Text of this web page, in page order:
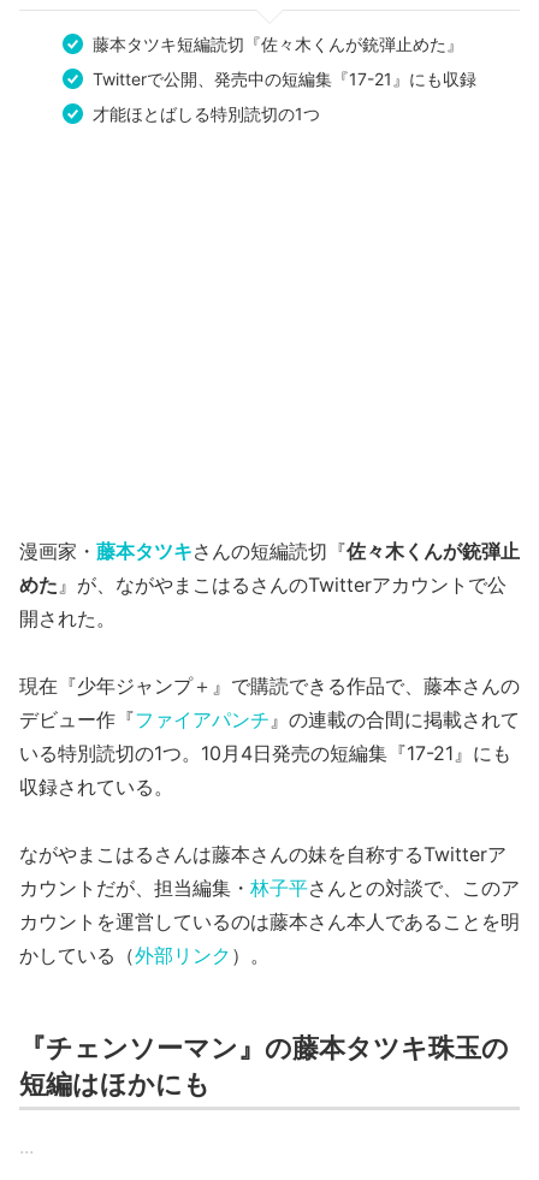
藤本タツキ短編読切『佐々木くんが銃弾止めた』
Twitterで公開、発売中の短編集『17-21』にも収録
才能ほとばしる特別読切の1つ
漫画家・ 藤本タツキさんの短編読切『佐々木くんが銃弾止
めた』が、ながやまこはるさんのTwitterアカウントで公
開された。
現在『少年ジャンプ＋』で購読できる作品で、藤本さんの
デビュー作『ファイアパンチ』の連載の合間に掲載されて
いる特別読切の1つ。10月4日発売の短編集『17-21』にも
収録されている。
ながやまこはるさんは藤本さんの妹を自称するTwitterア
カウントだが、担当編集・ 林子平さんとの対談で、このア
カウントを運営しているのは藤本さん本人であることを明
かしている（外部リンク ）。
『チェンソーマン』の藤本タツキ珠玉の
短編はほかにも
...